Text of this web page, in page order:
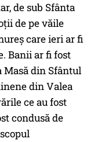
de sub Sfânta
de pe văile
care ieri ar fi
Banii ar fi fost
Masă din Sfântul
din Valea
ce au fost
condusă de